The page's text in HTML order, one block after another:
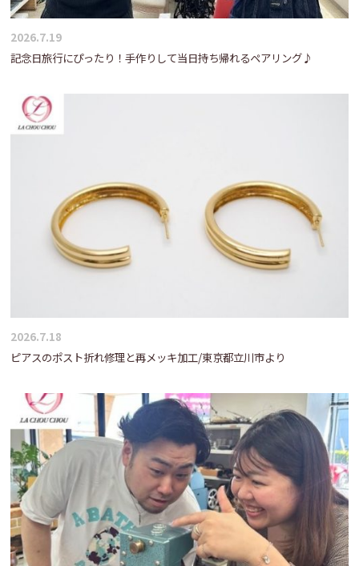
2026.7.19
記念日旅行にぴったり！手作りして当日持ち帰れるペアリング♪
2026.7.18
ピアスのポスト折れ修理と再メッキ加工/東京都立川市より